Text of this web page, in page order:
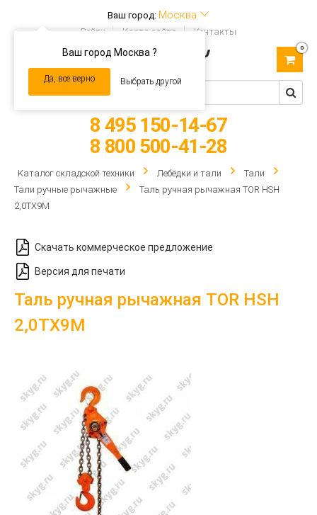
Ваш город: Москва
Ваш город Москва ?
Да, все верно Выбрать другой
Войти Карта сайта Контакты
navigation
0
8 495 150-14-67
8 800 500-41-28
Каталог складской техники Лебёдки и тали
Тали
Тали ручные рычажные
Таль ручная рычажная TOR HSH
2,0ТХ9М
Скачать коммерческое предложение
Версия для печати
Таль ручная рычажная TOR HSH
2,0ТХ9М